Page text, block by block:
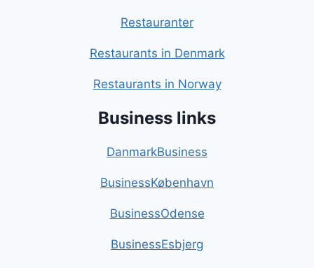
Restauranter
Restaurants in Denmark
Restaurants in Norway
Business links
DanmarkBusiness
BusinessKøbenhavn
BusinessOdense
BusinessEsbjerg